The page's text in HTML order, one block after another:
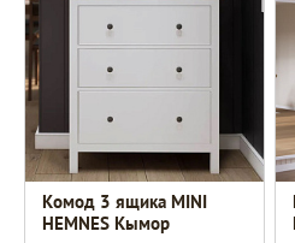
Комод 3 ящика MINI
HEMNES Кымор